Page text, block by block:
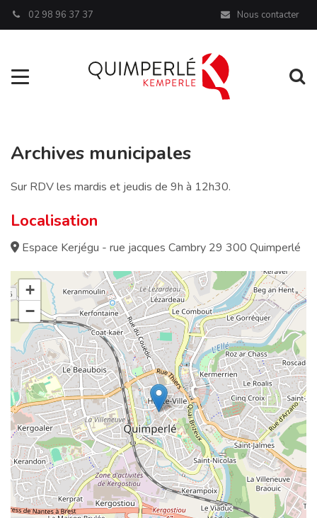
02 98 96 37 37 Nous contacter
Aller à la navigation
Archives municipales
Sur RDV les mardis et jeudis de 9h à 12h30.
Localisation
Espace Kerjégu - rue jacques Cambry 29 300 Quimperlé
+
−